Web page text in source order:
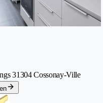
31304 Cossonay-Ville